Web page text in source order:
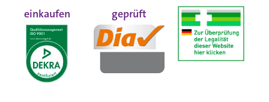
einkaufen
geprüft